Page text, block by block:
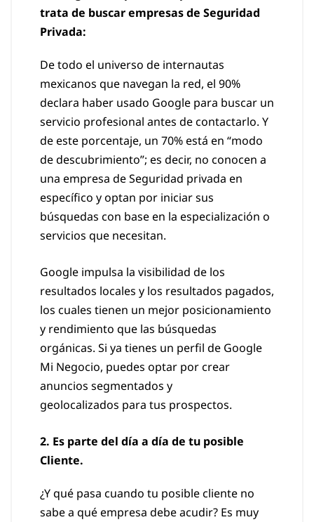
trata de buscar empresas de Seguridad
Privada:
De todo el universo de internautas
mexicanos que navegan la red, el 90%
declara haber usado Google para buscar un
servicio profesional antes de contactarlo. Y
de este porcentaje, un 70% está en “modo
de descubrimiento”; es decir, no conocen a
una empresa de Seguridad privada en
específico y optan por iniciar sus
búsquedas con base en la especialización o
servicios que necesitan.
Google impulsa la visibilidad de los
resultados locales y los resultados pagados,
los cuales tienen un mejor posicionamiento
y rendimiento que las búsquedas
orgánicas. Si ya tienes un perfil de Google
Mi Negocio, puedes optar por crear
anuncios segmentados y
geolocalizados para tus prospectos.
2. Es parte del día a día de tu posible
Cliente.
¿Y qué pasa cuando tu posible cliente no
sabe a qué empresa debe acudir? Es muy